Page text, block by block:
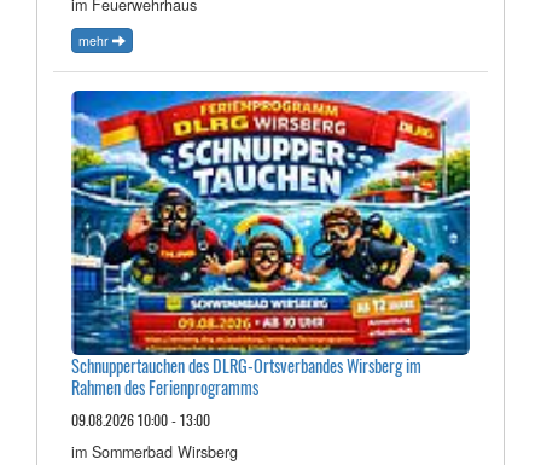
im Feuerwehrhaus
mehr
Schnuppertauchen des DLRG-Ortsverbandes Wirsberg im
Rahmen des Ferienprogramms
09.08.2026 10:00 - 13:00
im Sommerbad Wirsberg